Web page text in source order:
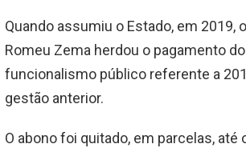
Quando assumiu o Estado, em 2019,
Romeu Zema herdou o pagamento
funcionalismo público referente a
gestão anterior.
O abono foi quitado, em parcelas, até